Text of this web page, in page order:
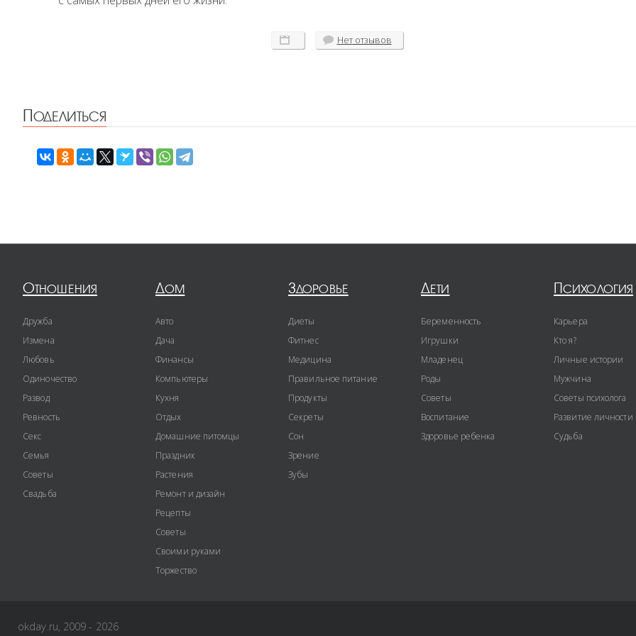
Нетотзывов
Поделиться
Отношения
Дружба
Измена
Любовь
Одиночество
Развод
Ревность
Секс
Семья
Советы
Свадьба
Дом
Авто
Дача
Финансы
Компьютеры
Кухня
Отдых
Домашние питомцы
Праздник
Растения
Ремонт и дизайн
Рецепты
Советы
Своими руками
Торжество
Здоровье
Диеты
Фитнес
Медицина
Правильное питание
Продукты
Секреты
Сон
Зрение
Зубы
Дети
Беременность
Игрушки
Младенец
Роды
Советы
Воспитание
Здоровье ребенка
Психология
Карьера
Кто я?
Личные истории
Мужчина
Советы психолога
Развитие личности
Судьба
okday.ru, 2009 - 2026